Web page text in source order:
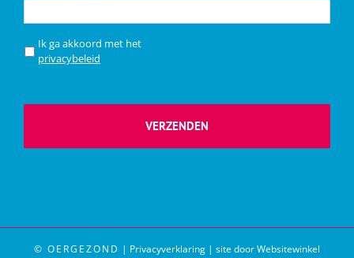
Ik ga akkoord met het
privacybeleid
© OERGEZOND | Privacyverklaring | site door Websitewinkel